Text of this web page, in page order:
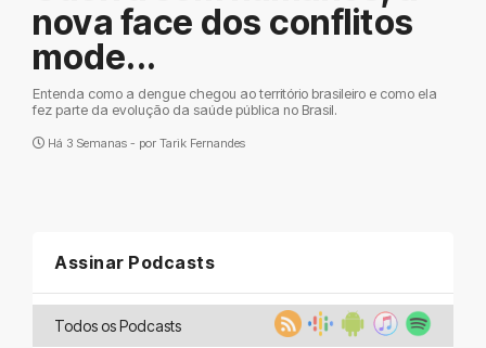
nova face dos conflitos
mode...
Entenda como a dengue chegou ao território brasileiro e como ela
fez parte da evolução da saúde pública no Brasil.
Há 3 Semanas - por Tarik Fernandes
Assinar Podcasts
Todos os Podcasts